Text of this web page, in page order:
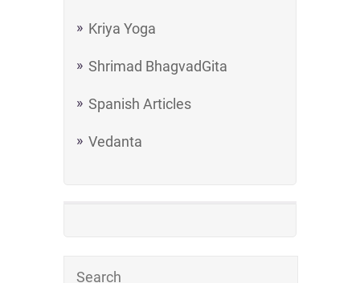
Kriya Yoga
Shrimad BhagvadGita
Spanish Articles
Vedanta